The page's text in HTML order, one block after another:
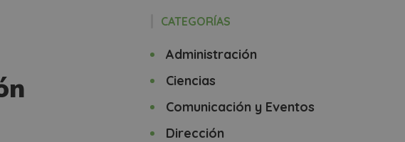
CATEGORÍAS
Administración
Ciencias
Comunicación y Eventos
Dirección